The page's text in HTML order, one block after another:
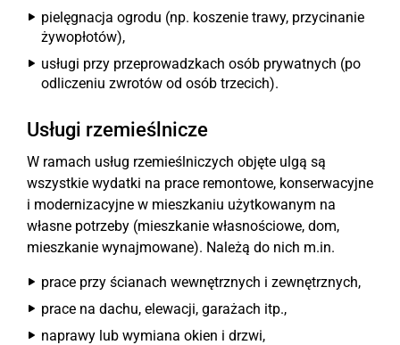
pielęgnacja ogrodu (np. koszenie trawy, przycinanie
żywopłotów),
usługi przy przeprowadzkach osób prywatnych (po
odliczeniu zwrotów od osób trzecich).
Usługi rzemieślnicze
W ramach usług rzemieślniczych objęte ulgą są
wszystkie wydatki na prace remontowe, konserwacyjne
i modernizacyjne w mieszkaniu użytkowanym na
własne potrzeby (mieszkanie własnościowe, dom,
mieszkanie wynajmowane). Należą do nich m.in.
prace przy ścianach wewnętrznych i zewnętrznych,
prace na dachu, elewacji, garażach itp.,
naprawy lub wymiana okien i drzwi,